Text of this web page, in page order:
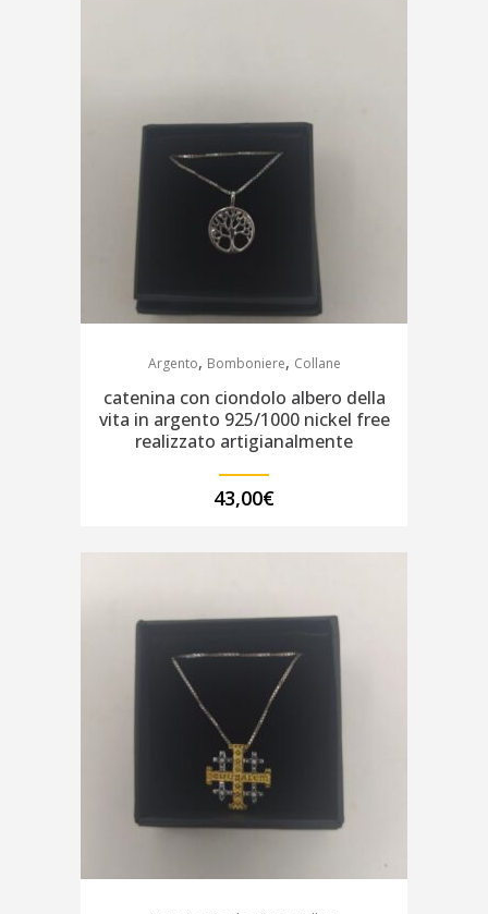
Argento, Bomboniere, Collane
catenina con ciondolo albero della
vita in argento 925/1000 nickel free
realizzato artigianalmente
43,00€